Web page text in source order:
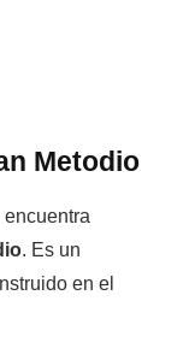
Metodio
. Es un
en el